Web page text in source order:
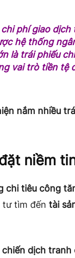
chi phí giao
hệ thống
là trái phiếu
vai trò tiền tệ
nắm nhiều
niềm
chi tiêu công
tư tìm đến tài
chiến dịch tranh